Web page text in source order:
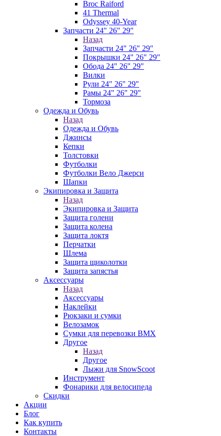
Broc Raiford
41 Thermal
Odyssey 40-Year
Запчасти 24" 26" 29"
Назад
Запчасти 24" 26" 29"
Покрышки 24" 26" 29"
Обода 24" 26" 29"
Вилки
Рули 24" 26" 29"
Рамы 24" 26" 29"
Тормоза
Одежда и Обувь
Назад
Одежда и Обувь
Джинсы
Кепки
Толстовки
Футболки
Футболки Вело Джерси
Шапки
Экипировка и Защита
Назад
Экипировка и Защита
Защита голени
Защита колена
Защита локтя
Перчатки
Шлема
Защита щиколотки
Защита запястья
Аксессуары
Назад
Аксессуары
Наклейки
Рюкзаки и сумки
Велозамок
Сумки для перевозки BMX
Другое
Назад
Другое
Лыжи для SnowScoot
Инструмент
Фонарики для велосипеда
Скидки
Акции
Блог
Как купить
Контакты